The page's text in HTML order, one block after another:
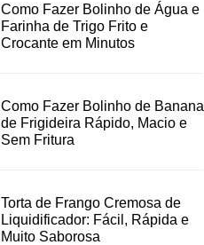
Como Fazer Bolinho de Água e
Farinha de Trigo Frito e
Crocante em Minutos
Como Fazer Bolinho de Banana
de Frigideira Rápido, Macio e
Sem Fritura
Torta de Frango Cremosa de
Liquidificador: Fácil, Rápida e
Muito Saborosa